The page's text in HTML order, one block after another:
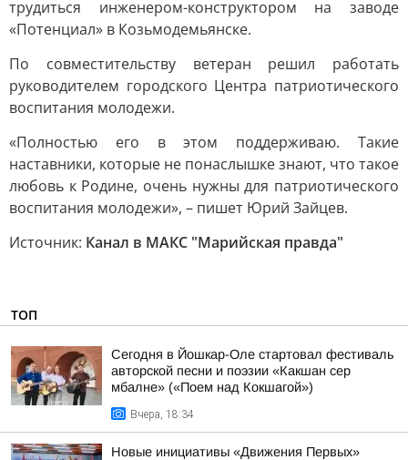
трудиться инженером-конструктором на заводе
«Потенциал» в Козьмодемьянске.
По совместительству ветеран решил работать
руководителем городского Центра патриотического
воспитания молодежи.
«Полностью его в этом поддерживаю. Такие
наставники, которые не понаслышке знают, что такое
любовь к Родине, очень нужны для патриотического
воспитания молодежи», – пишет Юрий Зайцев.
Источник: Канал в МАКС "Марийская правда"
ТОП
Сегодня в Йошкар-Оле стартовал фестиваль
авторской песни и поэзии «Какшан сер
мбалне» («Поем над Кокшагой»)
Вчера, 18:34
Новые инициативы «Движения Первых»